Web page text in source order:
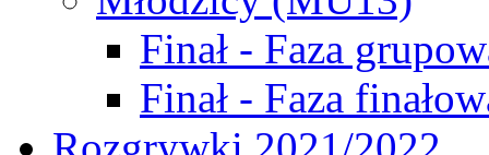
Finał - Faza
Finał - Faza